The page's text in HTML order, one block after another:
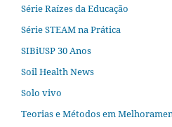
Série Raízes da Educação
Série STEAM na Prática
SIBiUSP 30 Anos
Soil Health News
Solo vivo
Teorias e Métodos em